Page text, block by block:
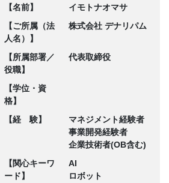
【名前】
イモトナオマサ
【ご所属（法
人名）】
株式会社 デナリパム
【所属部署／
役職】
代表取締役
【学位・資
格】
【経 験】
マネジメント経験者
事業開発経験者
企業技術者(OB含む)
【関心キーワ
ード】
AI
ロボット